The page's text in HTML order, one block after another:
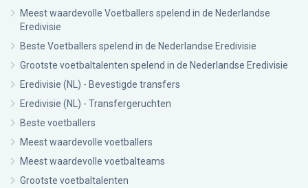
Meest waardevolle Voetballers spelend in de Nederlandse
Eredivisie
Beste Voetballers spelend in de Nederlandse Eredivisie
Grootste voetbaltalenten spelend in de Nederlandse Eredivisie
Eredivisie (NL) - Bevestigde transfers
Eredivisie (NL) - Transfergeruchten
Beste voetballers
Meest waardevolle voetballers
Meest waardevolle voetbalteams
Grootste voetbaltalenten